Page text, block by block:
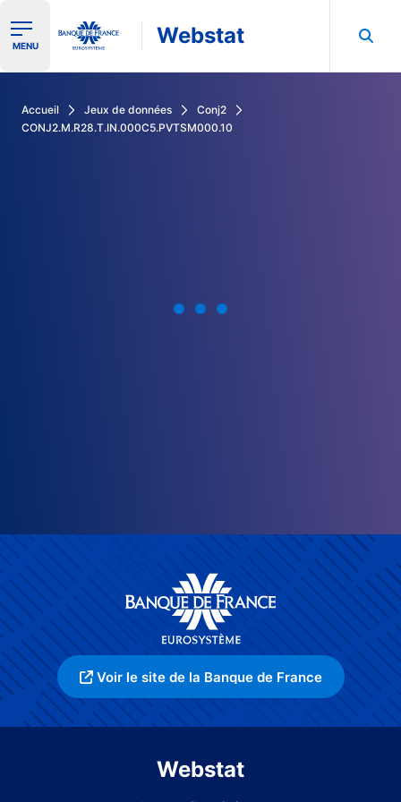
Ouvrir le menu de navigation
MENU Webstat
Accueil Jeux de données
Conj2
CONJ2.M.R28.T.IN.000C5.PVTSM000.10
Voir le site de la Banque de France
Webstat